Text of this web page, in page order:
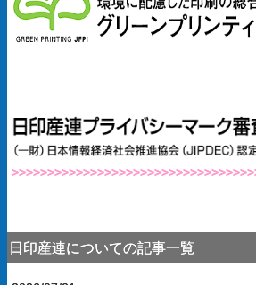
>>>>>>>>>>>>>>>>>>>>>>>>>>
日印産連についての記事一覧